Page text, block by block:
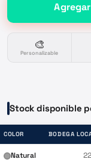
Agregar
🎨
Personalizable
Stock disponible
COLOR BODEGA
Natural